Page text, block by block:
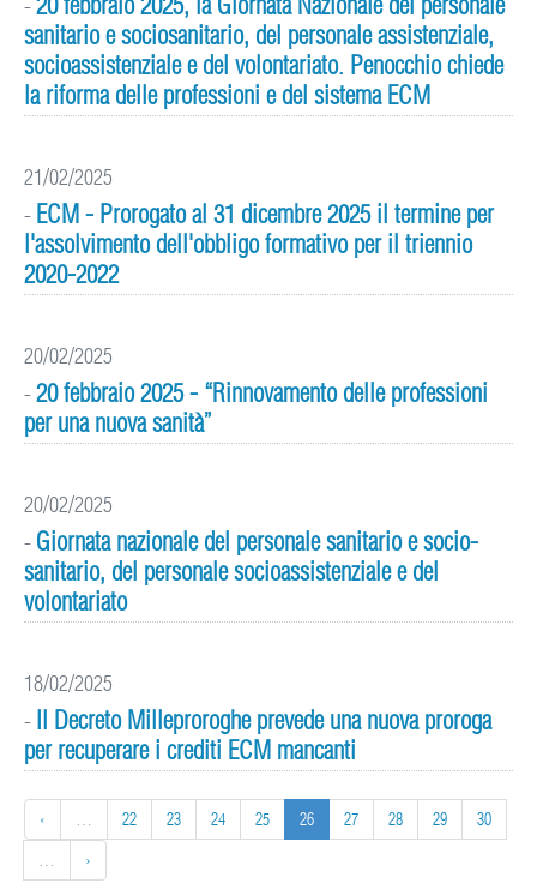
-
sanitario e sociosanitario, del personale assistenziale,
socioassistenziale e del volontariato. Penocchio chiede
la riforma delle professioni e del sistema ECM
21/02/2025
- ECM - Prorogato al 31 dicembre 2025 il termine per
l'assolvimento dell'obbligo formativo per il triennio
2020-2022
20/02/2025
-20 febbraio 2025 - “Rinnovamento delle professioni
per una nuova sanità”
20/02/2025
- Giornata nazionale del personale sanitario e socio-
sanitario, del personale socioassistenziale e del
volontariato
18/02/2025
- Il Decreto Milleproroghe prevede una nuova proroga
per recuperare i crediti ECM mancanti
‹ … 22 23 24 25 26 27 28 29
30
…
›